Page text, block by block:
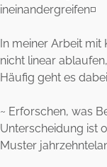
ineinandergreifen◽️
In meiner Arbeit mit
nicht linear
Häufig geht es
~ Erforschen, was
Unterscheidung ist
Muster